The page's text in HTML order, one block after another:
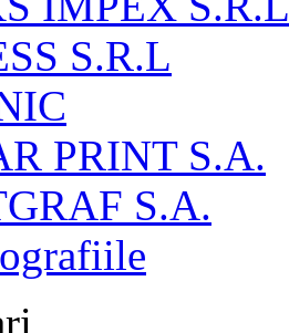
S.R.L
PRINT S.A.
S.A.